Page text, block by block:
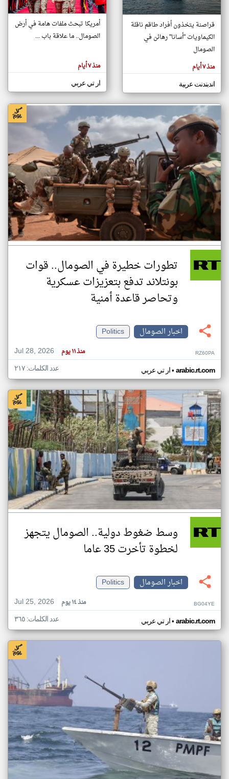
تغيير الدولة
اخبار الصومال على مدار الساعة
أهم اخبار الصومال العاجلة والمباشرة
المقالات
هنا عن
وجهة
كاتبيها.
قراصنة يتخذون أفراد طاقم ناقلة
الكيماويات "أسانا" رهائن في
الصومال
منذ ٧ أيام
اندبندنت عربية
أمريكا تبحث ملفات هامة في أرض
الصومال.. ما علاقة باب ...
منذ ٧ أيام
ار تي عربي
تطورات خطيرة في الصومال.. قوات
بونتلاند تدفع بتعزيزات عسكرية
وتحاصر قاعدة أمنية
اخبار الصومال
Politics
Jul 28, 2026
منذ ١١ يوم RZ60PA
ار تي عربي• arabic.rt.com عدد الكلمات: ٢١٧
وسط ضغوط دولية.. الصومال يتجهز
لخطوة تأخرت 35 عاما
اخبار الصومال
Politics
Jul 25, 2026
منذ ١٤ يوم BG04YE
ار تي عربي• arabic.rt.com عدد الكلمات: ٣٦٥
klyoum.com